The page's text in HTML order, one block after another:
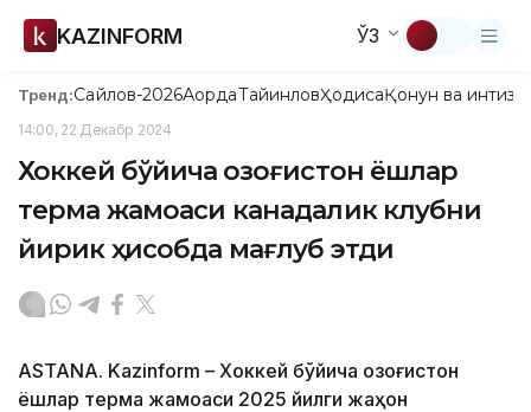
KAZINFORM ЎЗ
Тренд:Сайлов-2026АқордаТайинловҲодисаҚонун ва
14:00, 22 Декабр 2024
Хоккей бўйича Қозоғистон ёшлар
терма жамоаси канадалик клубни
йирик ҳисобда мағлуб этди
ASTANA. Kazinform – Хоккей бўйича Қозоғистон
ёшлар терма жамоаси 2025 йилги жаҳон